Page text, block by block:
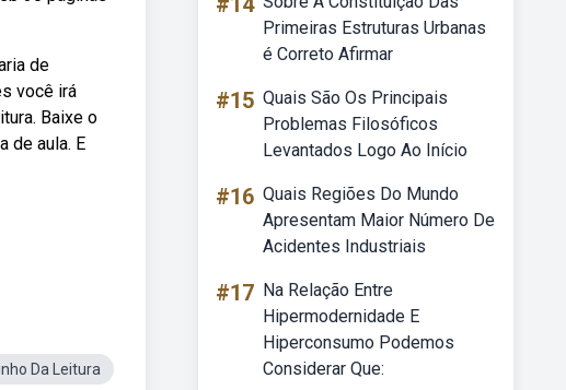
de
você irá
Baixe o
de aula. E
Da Leitura
Primeiras Estruturas Urbanas
é Correto Afirmar
#15 Quais São Os Principais
Problemas Filosóficos
Levantados Logo Ao Início
#16 Quais Regiões Do Mundo
Apresentam Maior Número De
Acidentes Industriais
#17 Na Relação Entre
Hipermodernidade E
Hiperconsumo Podemos
Considerar Que: